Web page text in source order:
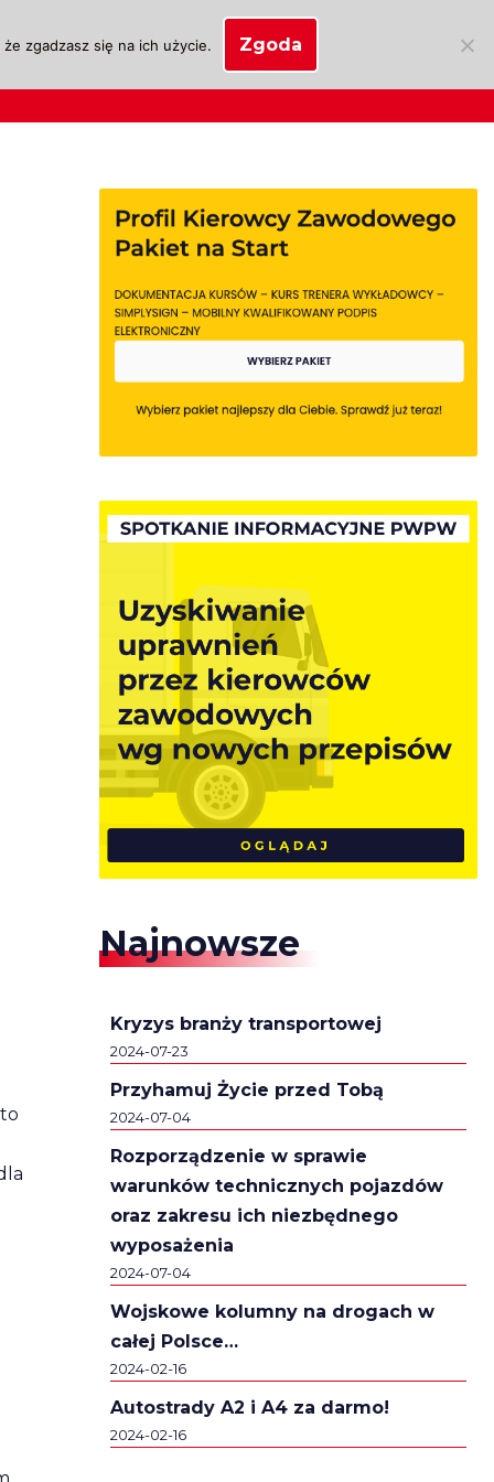
Najnowsze
Kryzys branży transportowej
2024-07-23
Przyhamuj Życie przed Tobą
2024-07-04
Rozporządzenie w sprawie
warunków technicznych pojazdów
oraz zakresu ich niezbędnego
wyposażenia
2024-07-04
Wojskowe kolumny na drogach w
całej Polsce…
2024-02-16
Autostrady A2 i A4 za darmo!
2024-02-16
zgadzasz się na ich użycie. Zgoda